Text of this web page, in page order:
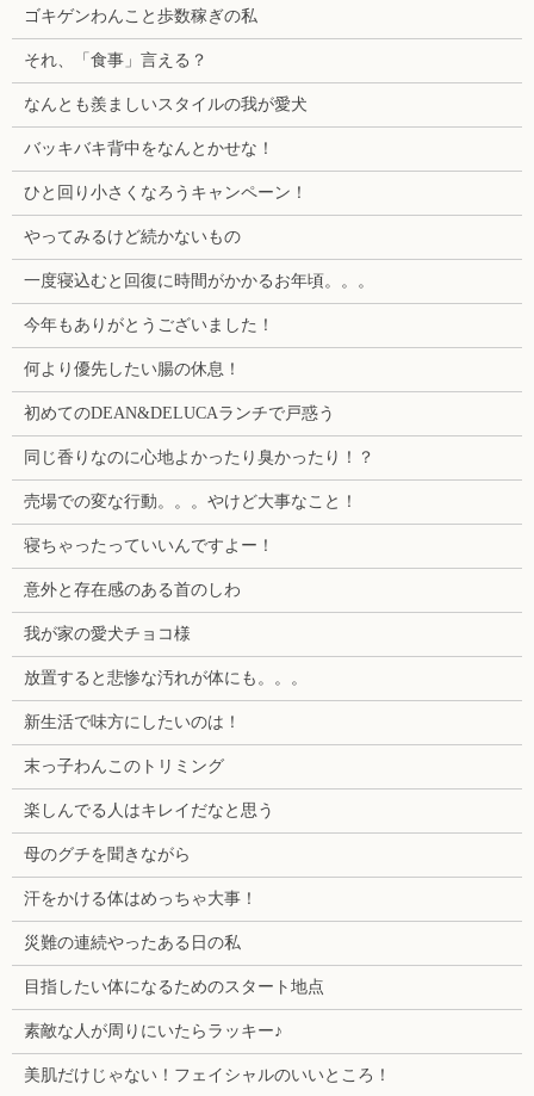
ゴキゲンわんこと歩数稼ぎの私
それ、「食事」言える？
なんとも羨ましいスタイルの我が愛犬
バッキバキ背中をなんとかせな！
ひと回り小さくなろうキャンペーン！
やってみるけど続かないもの
一度寝込むと回復に時間がかかるお年頃。。。
今年もありがとうございました！
何より優先したい腸の休息！
初めてのDEAN&DELUCAランチで戸惑う
同じ香りなのに心地よかったり臭かったり！？
売場での変な行動。。。やけど大事なこと！
寝ちゃったっていいんですよー！
意外と存在感のある首のしわ
我が家の愛犬チョコ様
放置すると悲惨な汚れが体にも。。。
新生活で味方にしたいのは！
末っ子わんこのトリミング
楽しんでる人はキレイだなと思う
母のグチを聞きながら
汗をかける体はめっちゃ大事！
災難の連続やったある日の私
目指したい体になるためのスタート地点
素敵な人が周りにいたらラッキー♪
美肌だけじゃない！フェイシャルのいいところ！